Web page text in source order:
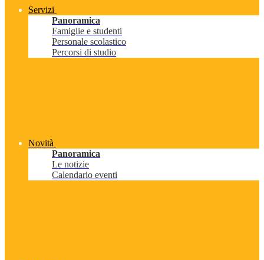
Servizi
Panoramica
Famiglie e studenti
Personale scolastico
Percorsi di studio
Novità
Panoramica
Le notizie
Calendario eventi